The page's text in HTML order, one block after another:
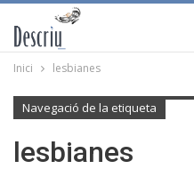
Inici lesbianes
Navegació de la etiqueta
lesbianes